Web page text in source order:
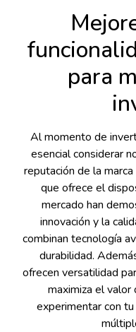
para
Al momento de
esencial considerar
reputación de la
que ofrece el
mercado han
innovación y la
combinan tecnología
durabilidad.
ofrecen versatilidad
maximiza el
experimentar con